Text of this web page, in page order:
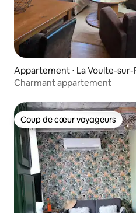
Appartement ⋅ La Voulte-sur-
Charmant appartement
Coup de cœur voyageurs
Coup de cœur voyageurs